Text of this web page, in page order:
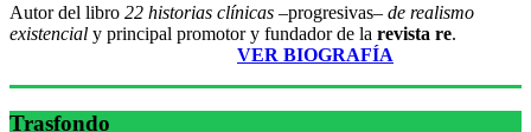
Autor del libro 22 historias clínicas –progresivas– de realismo
existencial y principal promotor y fundador de la revista re.
VER BIOGRAFÍA
Trasfondo